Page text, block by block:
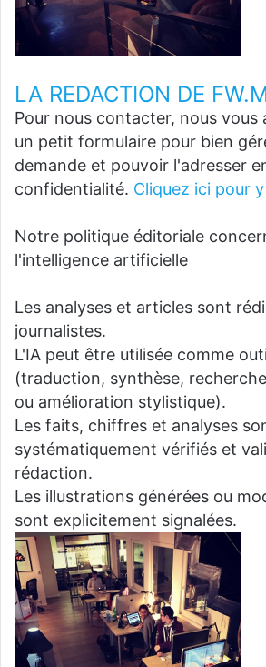
LA REDACTION DE
Pour nous contacter, nous vous
un petit formulaire pour bien
demande et pouvoir l'adresser
confidentialité. Cliquez ici pour
Notre politique éditoriale
l'intelligence artificielle
Les analyses et articles sont
journalistes.
L'IA peut être utilisée comme
(traduction, synthèse,
ou amélioration stylistique).
Les faits, chiffres et analyses
systématiquement vérifiés et
rédaction.
Les illustrations générées ou
sont explicitement signalées.